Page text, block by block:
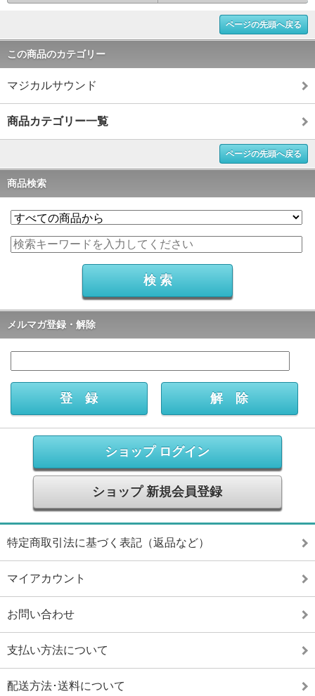
ページの先頭へ戻る
この商品のカテゴリー
マジカルサウンド
商品カテゴリー一覧
ページの先頭へ戻る
商品検索
メルマガ登録・解除
ショップ ログイン
ショップ 新規会員登録
特定商取引法に基づく表記（返品など）
マイアカウント
お問い合わせ
支払い方法について
配送方法･送料について